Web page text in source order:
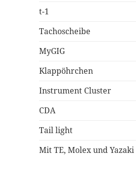
t-1
Tachoscheibe
MyGIG
Klappöhrchen
Instrument Cluster
CDA
Tail light
Mit TE, Molex und Yazaki